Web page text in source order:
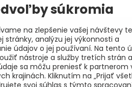
3
súkromia
na zlepšenie vašej návštevy
stránky, analýzu jej výkonnosti a
údajov o jej používaní. Na tento
nástroje a služby tretích strán a
sa môžu preniesť k partnerom
krajinách. Kliknutím na „Prijať
svoj súhlas s týmto